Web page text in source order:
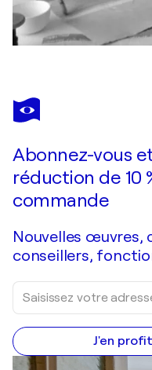
Abonnez-vous
réduction de 10
commande
Nouvelles œuvres,
conseillers,
J'en